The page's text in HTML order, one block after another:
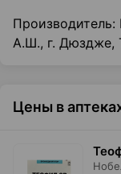
А.Ш., г. Дюздже,
Цены в